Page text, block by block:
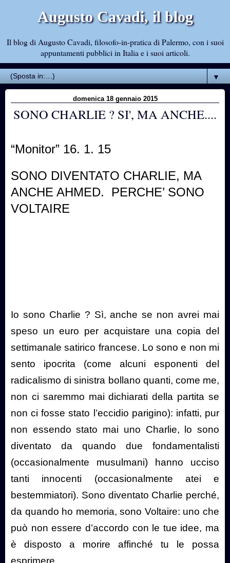
Augusto Cavadi, il blog
Il blog di Augusto Cavadi, filosofo-in-pratica di Palermo, con i suoi
appuntamenti pubblici in Italia e i suoi articoli.
▼
domenica 18 gennaio 2015
SONO CHARLIE ? SI', MA ANCHE....
“Monitor” 16. 1. 15
SONO DIVENTATO CHARLIE, MA
ANCHE AHMED.
PERCHE’ SONO
VOLTAIRE
Io sono Charlie ? Sì, anche se non avrei mai
speso un euro per acquistare una copia del
settimanale satirico francese. Lo sono e non mi
sento ipocrita (come alcuni esponenti del
radicalismo di sinistra bollano quanti, come me,
non ci saremmo mai dichiarati della partita se
non ci fosse stato l’eccidio parigino): infatti, pur
non essendo stato mai uno Charlie, lo sono
diventato da quando due fondamentalisti
(occasionalmente musulmani) hanno ucciso
tanti innocenti (occasionalmente atei e
bestemmiatori). Sono diventato Charlie perché,
da quando ho memoria, sono Voltaire: uno che
può non essere d’accordo con le tue idee, ma
è disposto a morire affinché tu le possa
esprimere.